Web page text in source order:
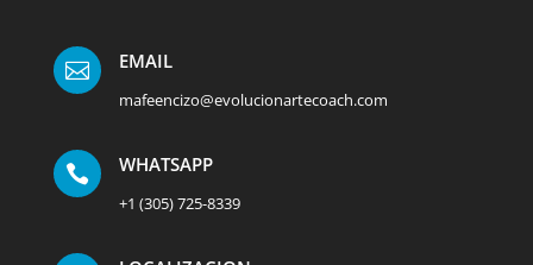
 EMAIL
mafeencizo@evolucionartecoach.com
 WHATSAPP
+1 (305) 725-8339